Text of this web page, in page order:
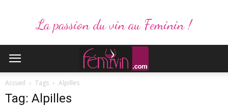
La passion du vin au Feminin !
Accueil Tags Alpilles
Tag: Alpilles